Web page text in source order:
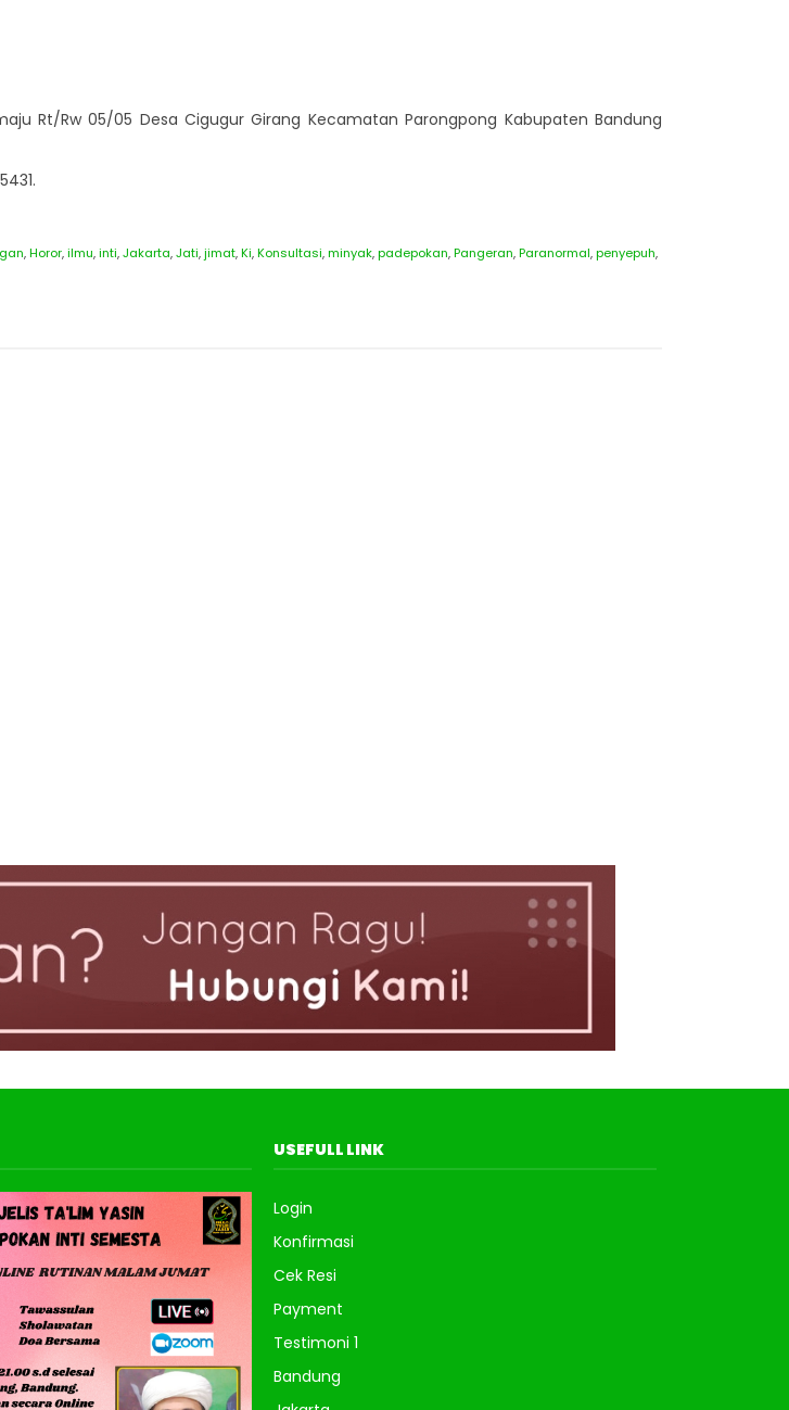
Rt/Rw 05/05 Desa Cigugur Girang Kecamatan Parongpong Kabupaten Bandung
,Horor,ilmu,inti,Jakarta,Jati,jimat,Ki,Konsultasi,minyak,padepokan,Pangeran,Paranormal,penyepuh,
USEFULL LINK
Login
Konfirmasi
Cek Resi
Payment
Testimoni 1
Bandung